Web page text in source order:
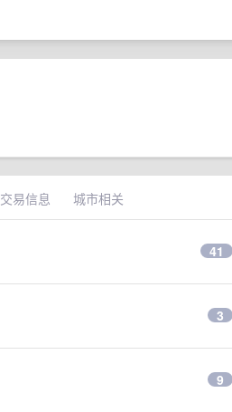
交易信息 城市相关
41
3
9